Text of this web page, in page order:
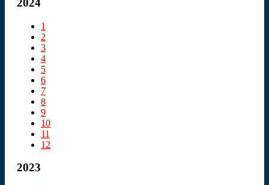
2024
1
2
3
4
5
6
7
8
9
10
11
12
2023